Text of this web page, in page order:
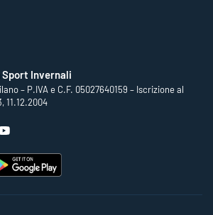
Sport Invernali
– P.IVA e C.F. 05027640159 – Iscrizione al
11.12.2004